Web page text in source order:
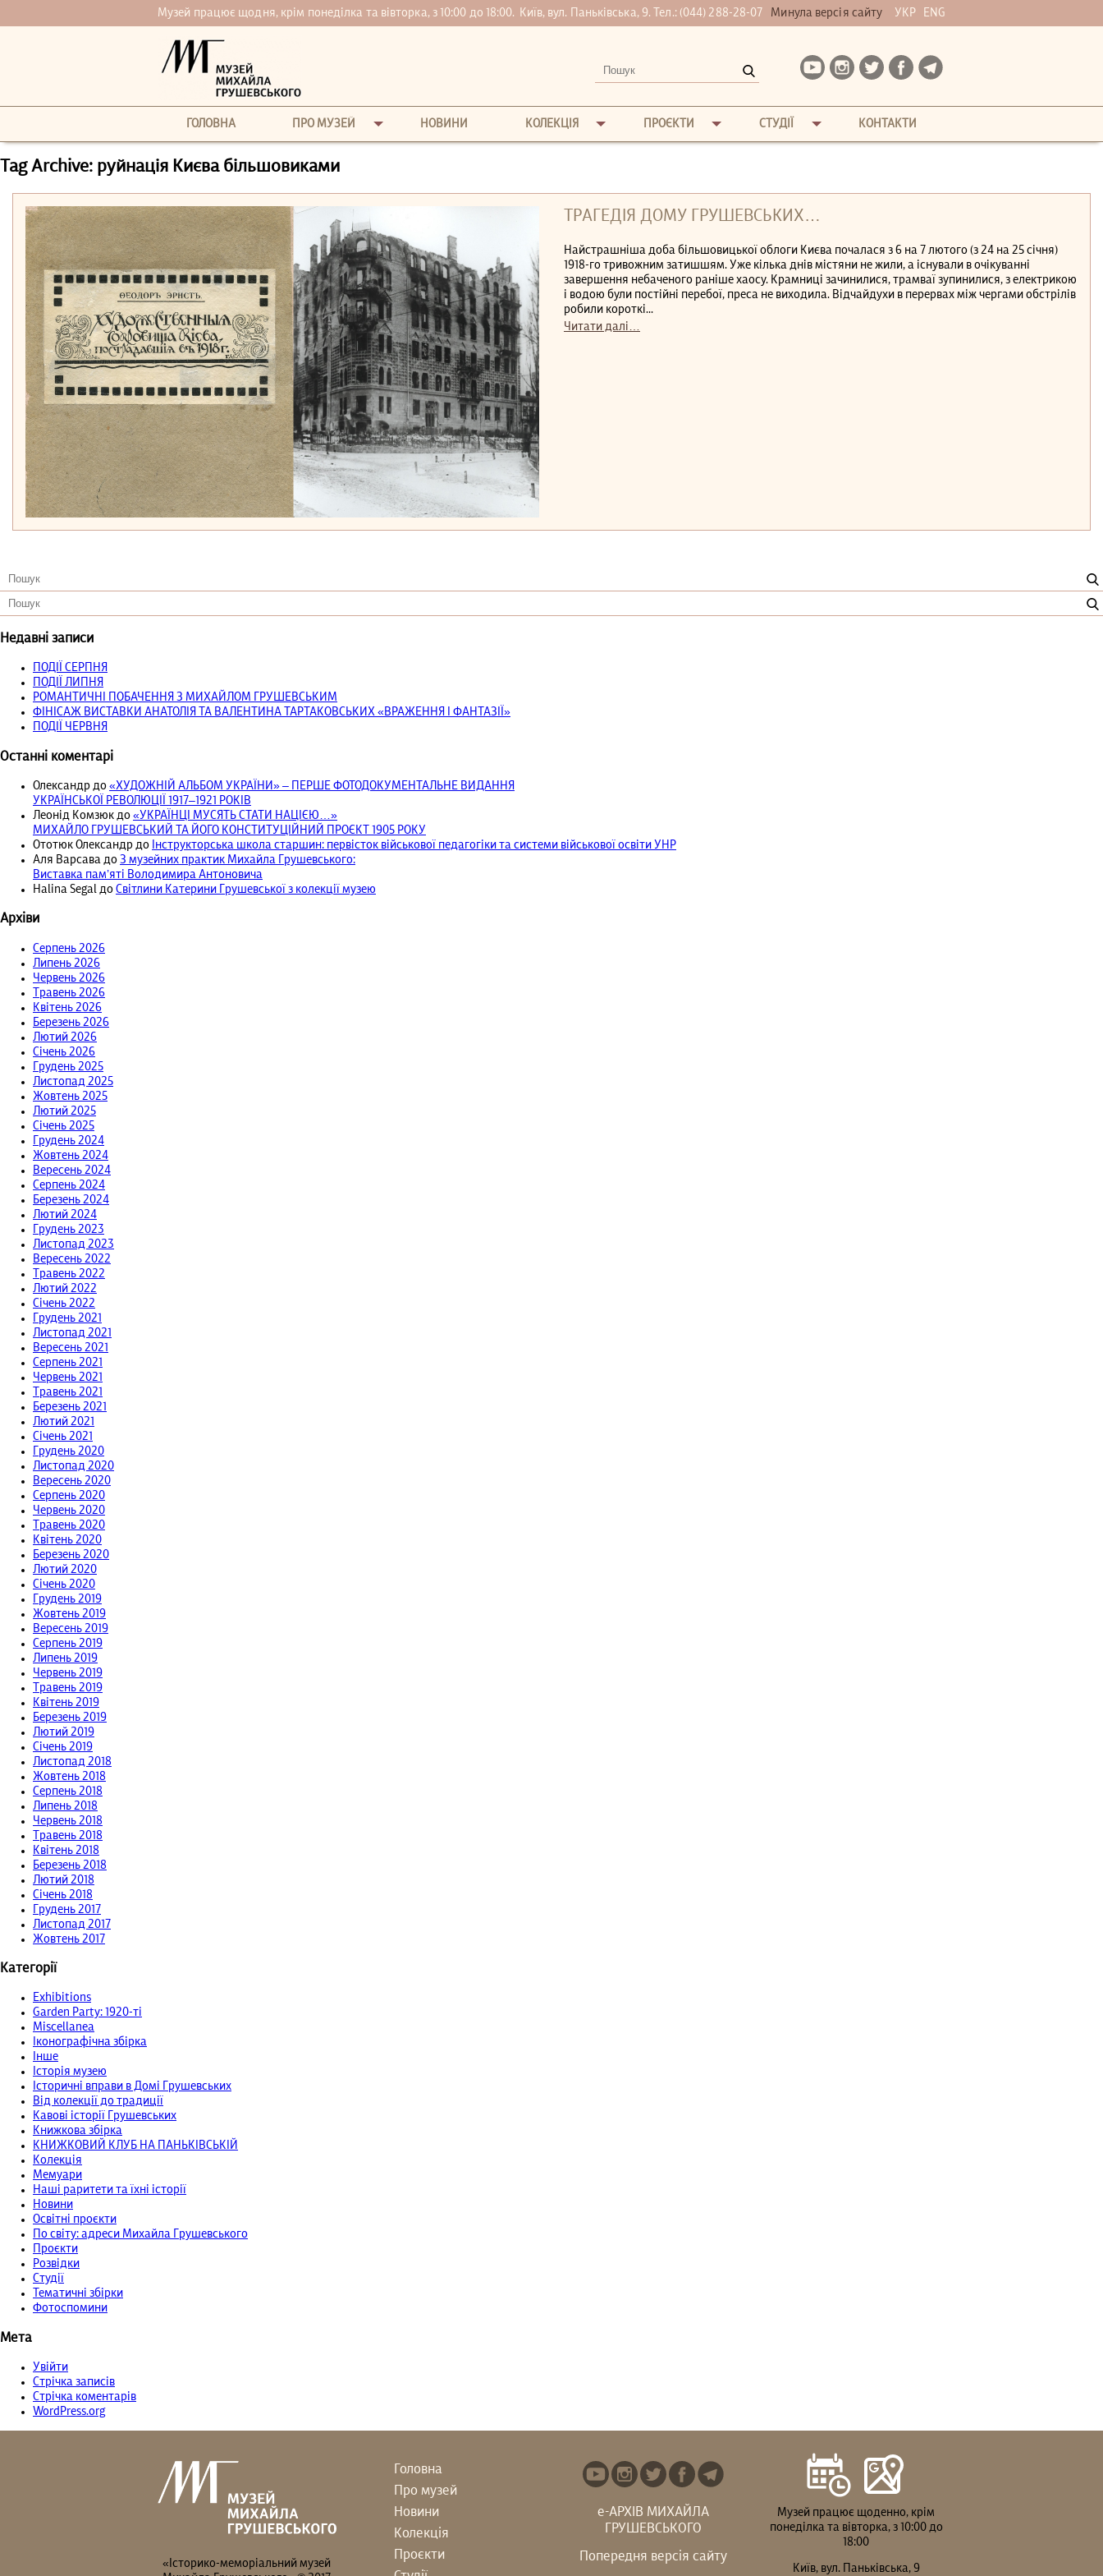
Музей працює щодня, крім понеділка та вівторка, з 10:00 до 18:00. Київ, вул. Паньківська, 9. Тел.:(044) 288-28-07 Минула версія сайту УКР ENG
ГОЛОВНА ПРО МУЗЕЙ НОВИНИ КОЛЕКЦІЯ ПРОЄКТИ СТУДІЇ КОНТАКТИ
Tag Archive: руйнація Києва більшовиками
ТРАГЕДІЯ ДОМУ ГРУШЕВСЬКИХ…
Найстрашніша доба більшовицької облоги Києва почалася з 6 на 7 лютого (з 24 на 25 січня)
1918-го тривожним затишшям. Уже кілька днів містяни не жили, а існували в очікуванні
завершення небаченого раніше хаосу. Крамниці зачинилися, трамваї зупинилися, з електрикою
і водою були постійні перебої, преса не виходила. Відчайдухи в перервах між чергами обстрілів
робили короткі...
Читати далі…
Недавні записи
ПОДІЇ СЕРПНЯ
ПОДІЇ ЛИПНЯ
РОМАНТИЧНІ ПОБАЧЕННЯ З МИХАЙЛОМ ГРУШЕВСЬКИМ
ФІНІСАЖ ВИСТАВКИ АНАТОЛІЯ ТА ВАЛЕНТИНА ТАРТАКОВСЬКИХ «ВРАЖЕННЯ І ФАНТАЗІЇ»
ПОДІЇ ЧЕРВНЯ
Останні коментарі
Олександр до «ХУДОЖНІЙ АЛЬБОМ УКРАЇНИ» – ПЕРШЕ ФОТОДОКУМЕНТАЛЬНЕ ВИДАННЯ
УКРАЇНСЬКОЇ РЕВОЛЮЦІЇ 1917‒1921 РОКІВ
Леонід Комзюк до «УКРАЇНЦІ МУСЯТЬ СТАТИ НАЦІЄЮ…»
МИХАЙЛО ГРУШЕВСЬКИЙ ТА ЙОГО КОНСТИТУЦІЙНИЙ ПРОЄКТ 1905 РОКУ
Ототюк Олександр до Інструкторська школа старшин: первісток військової педагогіки та системи військової освіти УНР
Аля Варсава до З музейних практик Михайла Грушевського:
Виставка пам’яті Володимира Антоновича
Halina Segal до Світлини Катерини Грушевської з колекції музею
Архіви
Серпень 2026
Липень 2026
Червень 2026
Травень 2026
Квітень 2026
Березень 2026
Лютий 2026
Січень 2026
Грудень 2025
Листопад 2025
Жовтень 2025
Лютий 2025
Січень 2025
Грудень 2024
Жовтень 2024
Вересень 2024
Серпень 2024
Березень 2024
Лютий 2024
Грудень 2023
Листопад 2023
Вересень 2022
Травень 2022
Лютий 2022
Січень 2022
Грудень 2021
Листопад 2021
Вересень 2021
Серпень 2021
Червень 2021
Травень 2021
Березень 2021
Лютий 2021
Січень 2021
Грудень 2020
Листопад 2020
Вересень 2020
Серпень 2020
Червень 2020
Травень 2020
Квітень 2020
Березень 2020
Лютий 2020
Січень 2020
Грудень 2019
Жовтень 2019
Вересень 2019
Серпень 2019
Липень 2019
Червень 2019
Травень 2019
Квітень 2019
Березень 2019
Лютий 2019
Січень 2019
Листопад 2018
Жовтень 2018
Серпень 2018
Липень 2018
Червень 2018
Травень 2018
Квітень 2018
Березень 2018
Лютий 2018
Січень 2018
Грудень 2017
Листопад 2017
Жовтень 2017
Категорії
Exhibitions
Garden Party: 1920-ті
Miscellanea
Іконографічна збірка
Інше
Історія музею
Історичні вправи в Домі Грушевських
Від колекції до традиції
Кавові історії Грушевських
Книжкова збірка
КНИЖКОВИЙ КЛУБ НА ПАНЬКІВСЬКІЙ
Колекція
Мемуари
Наші раритети та їхні історії
Новини
Освітні проєкти
По світу: адреси Михайла Грушевського
Проєкти
Розвідки
Студії
Тематичні збірки
Фотоспомини
Мета
Увійти
Стрічка записів
Стрічка коментарів
WordPress.org
«Історико-меморіальний музей
Головна
Про музей
Новини
Колекція
Проєкти
е-АРХІВ МИХАЙЛА
ГРУШЕВСЬКОГО
Попередня версія сайту
Музей працює щоденно, крім
понеділка та вівторка, з 10:00 до
18:00
Київ, вул. Паньківська, 9